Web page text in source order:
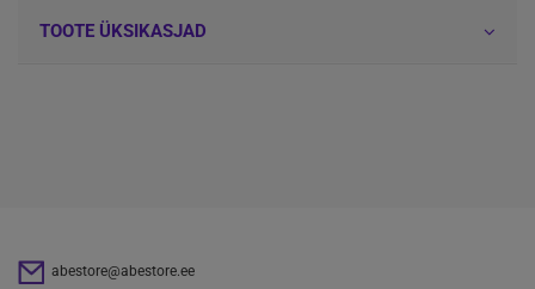
TOOTE ÜKSIKASJAD
abestore@abestore.ee